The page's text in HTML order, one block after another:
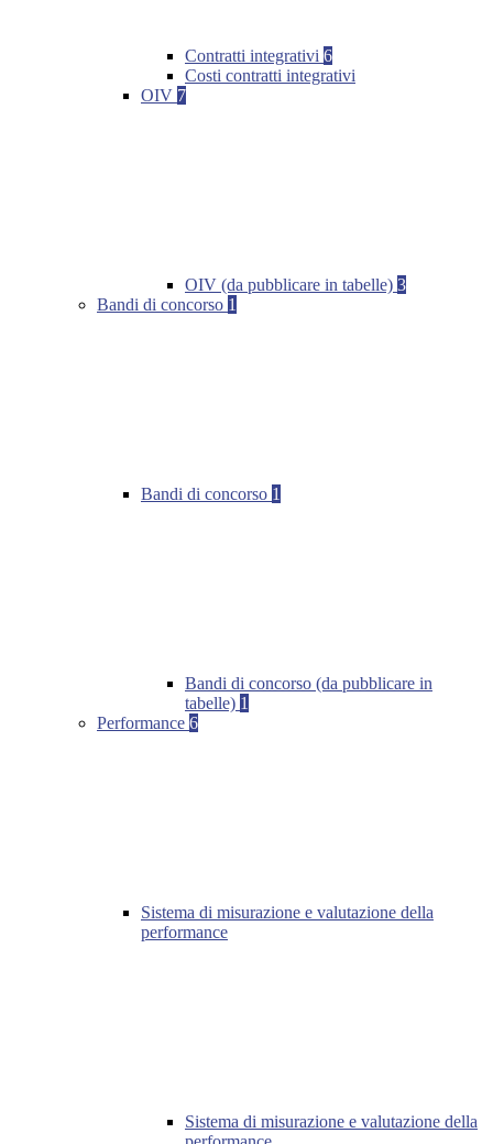
Contratti integrativi 6
Costi contratti integrativi
OIV 7
OIV (da pubblicare in tabelle) 3
Bandi di concorso 1
Bandi di concorso 1
Bandi di concorso (da pubblicare in
tabelle) 1
Performance 6
Sistema di misurazione e valutazione della
performance
Sistema di misurazione e valutazione della